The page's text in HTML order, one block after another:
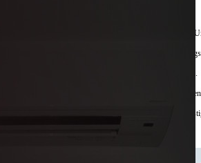
zweite Chance. Für Geräte. Für Ressourcen. Für unsere
reparieren wir, was andere
Jeder reparierte Motor wirkt. Jede Entscheidung macht
Verantwortung statt Verschwendung. Zukunft statt
zum Laufen.